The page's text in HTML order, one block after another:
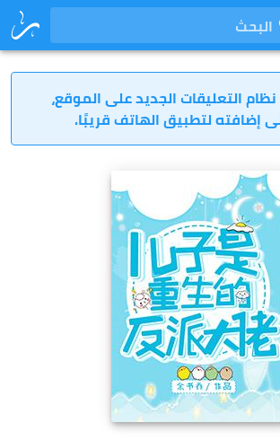
البحث
التعليقات الجديد على الموقع،
إضافته لتطبيق الهاتف قريبًا.